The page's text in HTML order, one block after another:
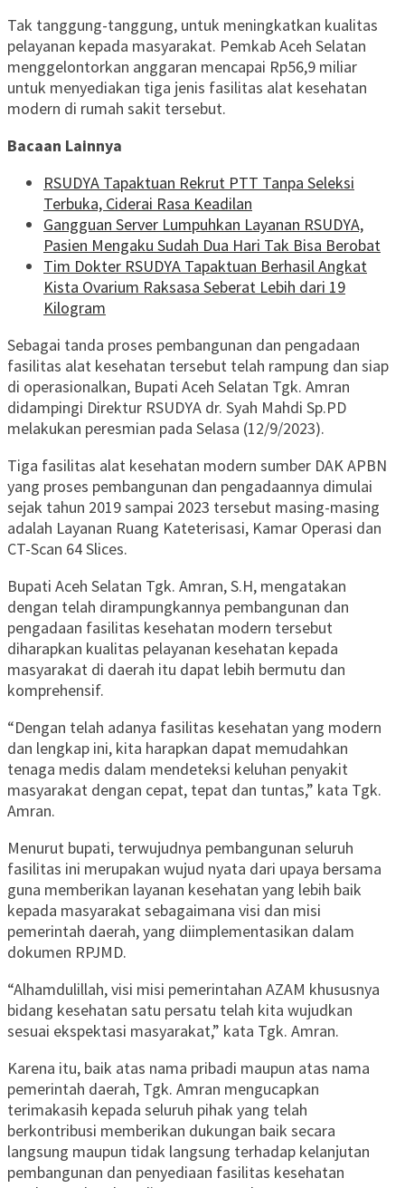
Tak tanggung-tanggung, untuk meningkatkan kualitas
pelayanan kepada masyarakat. Pemkab Aceh Selatan
menggelontorkan anggaran mencapai Rp56,9 miliar
untuk menyediakan tiga jenis fasilitas alat kesehatan
modern di rumah sakit tersebut.
Bacaan Lainnya
RSUDYA Tapaktuan Rekrut PTT Tanpa Seleksi
Terbuka, Ciderai Rasa Keadilan
Gangguan Server Lumpuhkan Layanan RSUDYA,
Pasien Mengaku Sudah Dua Hari Tak Bisa Berobat
Tim Dokter RSUDYA Tapaktuan Berhasil Angkat
Kista Ovarium Raksasa Seberat Lebih dari 19
Kilogram
Sebagai tanda proses pembangunan dan pengadaan
fasilitas alat kesehatan tersebut telah rampung dan siap
di operasionalkan, Bupati Aceh Selatan Tgk. Amran
didampingi Direktur RSUDYA dr. Syah Mahdi Sp.PD
melakukan peresmian pada Selasa (12/9/2023).
Tiga fasilitas alat kesehatan modern sumber DAK APBN
yang proses pembangunan dan pengadaannya dimulai
sejak tahun 2019 sampai 2023 tersebut masing-masing
adalah Layanan Ruang Kateterisasi, Kamar Operasi dan
CT-Scan 64 Slices.
Bupati Aceh Selatan Tgk. Amran, S.H, mengatakan
dengan telah dirampungkannya pembangunan dan
pengadaan fasilitas kesehatan modern tersebut
diharapkan kualitas pelayanan kesehatan kepada
masyarakat di daerah itu dapat lebih bermutu dan
komprehensif.
“Dengan telah adanya fasilitas kesehatan yang modern
dan lengkap ini, kita harapkan dapat memudahkan
tenaga medis dalam mendeteksi keluhan penyakit
masyarakat dengan cepat, tepat dan tuntas,” kata Tgk.
Amran.
Menurut bupati, terwujudnya pembangunan seluruh
fasilitas ini merupakan wujud nyata dari upaya bersama
guna memberikan layanan kesehatan yang lebih baik
kepada masyarakat sebagaimana visi dan misi
pemerintah daerah, yang diimplementasikan dalam
dokumen RPJMD.
“Alhamdulillah, visi misi pemerintahan AZAM khususnya
bidang kesehatan satu persatu telah kita wujudkan
sesuai ekspektasi masyarakat,” kata Tgk. Amran.
Karena itu, baik atas nama pribadi maupun atas nama
pemerintah daerah, Tgk. Amran mengucapkan
terimakasih kepada seluruh pihak yang telah
berkontribusi memberikan dukungan baik secara
langsung maupun tidak langsung terhadap kelanjutan
pembangunan dan penyediaan fasilitas kesehatan